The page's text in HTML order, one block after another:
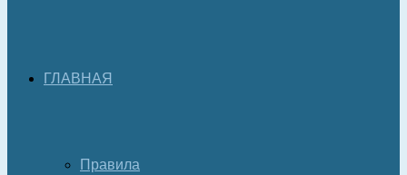
ГЛАВНАЯ
Правила